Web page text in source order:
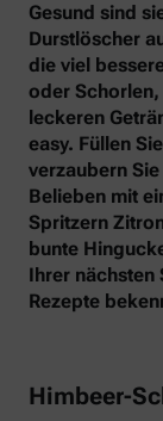
Gesund sind
Durstlöscher
die viel
oder
leckeren
easy. Füllen
verzaubern
Belieben mit
Spritzern
bunte
Ihrer nächsten
Rezepte
Himbeer-